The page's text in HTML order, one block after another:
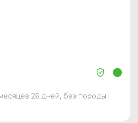
26 дней, без породы